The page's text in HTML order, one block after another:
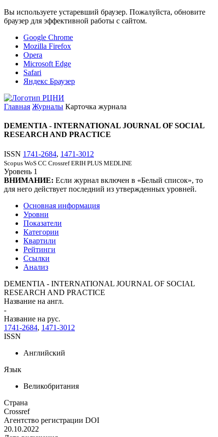
Вы используете устаревший браузер. Пожалуйста, обновите
браузер для эффективной работы с сайтом.
Google Chrome
Mozilla Firefox
Opera
Microsoft Edge
Safari
Яндекс Браузер
Главная Журналы Карточка журнала
DEMENTIA - INTERNATIONAL JOURNAL OF SOCIAL
RESEARCH AND PRACTICE
ISSN 1741-2684, 1471-3012
Scopus WoS CC Crossref ERIH PLUS MEDLINE
Уровень 1
ВНИМАНИЕ: Если журнал включен в «Белый список», то
для него действует последний из утвержденных уровней.
Основная информация
Уровни
Показатели
Категории
Квартили
Рейтинги
Ссылки
Анализ
DEMENTIA - INTERNATIONAL JOURNAL OF SOCIAL
RESEARCH AND PRACTICE
Название на англ.
-
Название на рус.
1741-2684, 1471-3012
ISSN
Английский
Язык
Великобритания
Страна
Crossref
Агентство регистрации DOI
20.10.2022